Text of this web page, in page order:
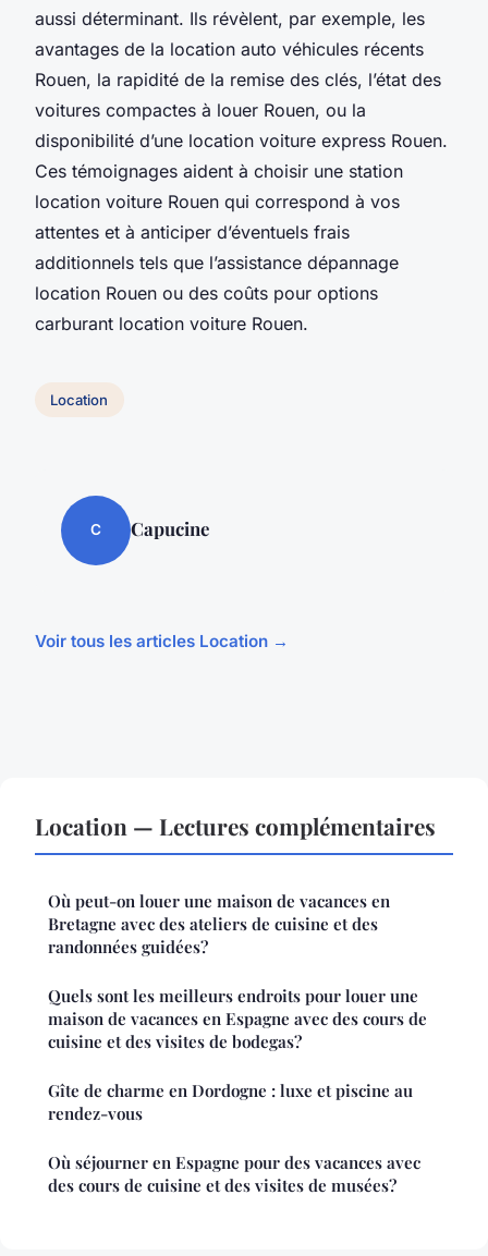
aussi déterminant. Ils révèlent, par exemple, les
avantages de la location auto véhicules récents
Rouen, la rapidité de la remise des clés, l’état des
voitures compactes à louer Rouen, ou la
disponibilité d’une location voiture express Rouen.
Ces témoignages aident à choisir une station
location voiture Rouen qui correspond à vos
attentes et à anticiper d’éventuels frais
additionnels tels que l’assistance dépannage
location Rouen ou des coûts pour options
carburant location voiture Rouen.
Location
C Capucine
Voir tous les articles Location →
Location — Lectures complémentaires
Où peut-on louer une maison de vacances en
Bretagne avec des ateliers de cuisine et des
randonnées guidées?
Quels sont les meilleurs endroits pour louer une
maison de vacances en Espagne avec des cours de
cuisine et des visites de bodegas?
Gîte de charme en Dordogne : luxe et piscine au
rendez-vous
Où séjourner en Espagne pour des vacances avec
des cours de cuisine et des visites de musées?